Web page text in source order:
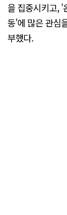
을 집중시키고, '
동'에 많은 관심
부했다.